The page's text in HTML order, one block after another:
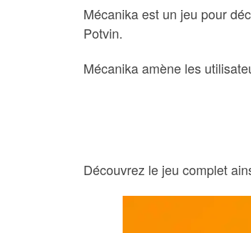
Mécanika est un jeu pour
Potvin.
Mécanika amène les
Découvrez le jeu complet